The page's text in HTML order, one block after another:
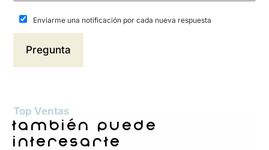
Enviarme una notificación por cada nueva respuesta
Top Ventas
también puede
interesarte